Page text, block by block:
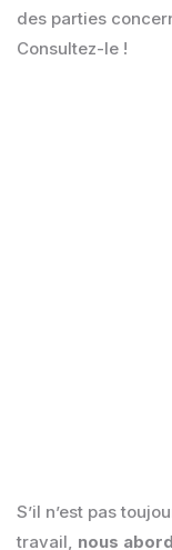
des parties
Consultez-le !
S’il n’est pas
travail, nous